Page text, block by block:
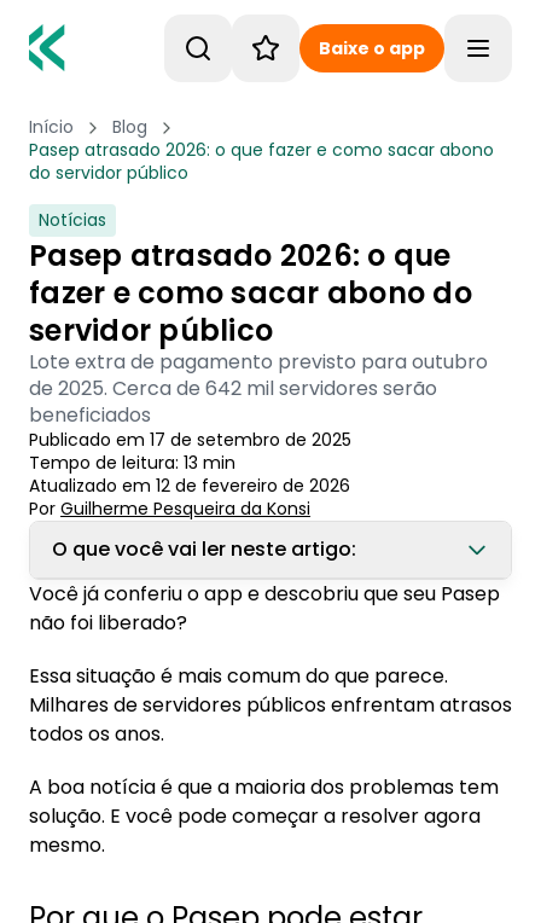
Baixe o app
Início
Blog
Pasep atrasado 2026: o que fazer e como sacar abono
do servidor público
Notícias
Pasep atrasado 2026: o que
fazer e como sacar abono do
servidor público
Lote extra de pagamento previsto para outubro
de 2025. Cerca de 642 mil servidores serão
beneficiados
Publicado em 17 de setembro de 2025
Tempo de leitura: 13 min
Atualizado em 12 de fevereiro de 2026
Por Guilherme Pesqueira da Konsi
O que você vai ler neste artigo:
1. Por que o Pasep pode estar atrasado ou
problema
1.1. O que mudou no eSocial e por que erros
de envio de dados ainda travam o
1.2. O que significa cada status no app: "não
habilitado", "em processamento",
1.3. Nova regra de 2026: o teto de renda
Você já conferiu o app e descobriu que seu Pasep
não foi liberado?
Essa situação é mais comum do que parece.
Milhares de servidores públicos enfrentam atrasos
todos os anos.
A boa notícia é que a maioria dos problemas tem
solução. E você pode começar a resolver agora
mesmo.